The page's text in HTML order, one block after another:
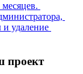
и удаление
проект